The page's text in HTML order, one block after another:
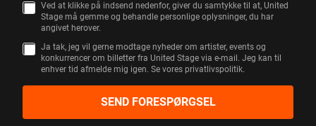
T
Y
E
Ved at klikke på indsend nedenfor, giver du samtykke til at, United
Stage må gemme og behandle personlige oplysninger, du har
angivet herover.
Ja tak, jeg vil gerne modtage nyheder om artister, events og
konkurrencer om billetter fra United Stage via e-mail. Jeg kan til
enhver tid afmelde mig igen. Se vores privatlivspolitik.
SEND FORESPØRGSEL